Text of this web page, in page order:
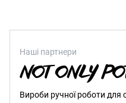
Наші партнери
Вироби ручної роботи